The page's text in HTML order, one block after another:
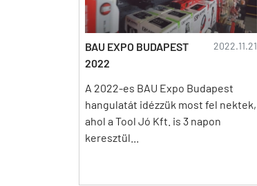
BAU EXPO BUDAPEST
2022
2022.11.21
A 2022-es BAU Expo Budapest
hangulatát idézzük most fel nektek,
ahol a Tool Jó Kft. is 3 napon
keresztül...